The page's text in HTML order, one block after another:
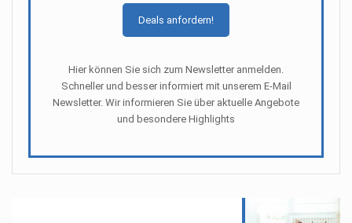
Deals anfordern!
Hier können Sie sich zum Newsletter anmelden.
Schneller und besser informiert mit unserem E-Mail
Newsletter. Wir informieren Sie über aktuelle Angebote
und besondere Highlights